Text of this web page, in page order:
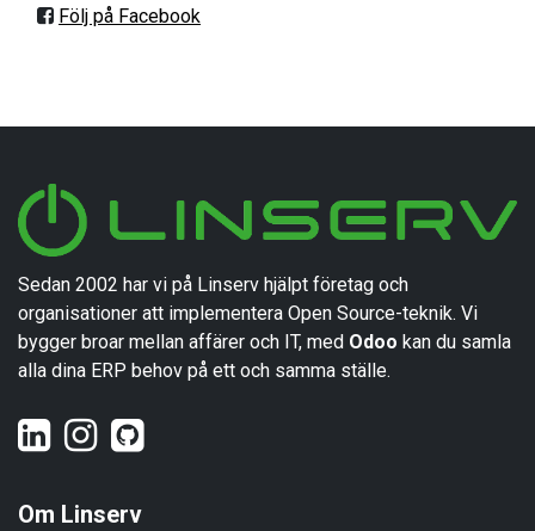
Följ på Facebook
Sedan 2002 har vi på Linserv hjälpt företag och
organisationer att implementera Open Source-teknik. Vi
bygger broar mellan affärer och IT, med Odoo kan du samla
alla dina ERP behov på ett och samma ställe.
Om Linserv